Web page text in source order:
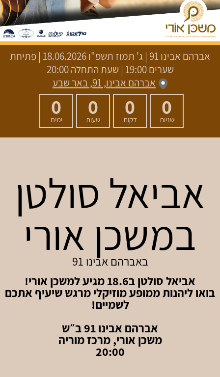
אברהם אבינו 91 | ג' תמוז תשפ"ו
18.06.2026 | פתיחת
שערים 19:00 | שעת התחלה 20:00
אברהם אבינו, 91, באר שבע
0
שניות
0
דקות
0
שעות
0
ימים
אביאל סולטן
במשכן אורי
באברהם אבינו 91
אביאל סולטן ב18.6 מגיע למשכן אורי!
בואו ליהנות ממופע מוזיקלי מרגש שיעיף אתכם
לשמיים!
אברהם אבינו 91 ב״ש
משכן אורי, מרכז מוריה
20:00